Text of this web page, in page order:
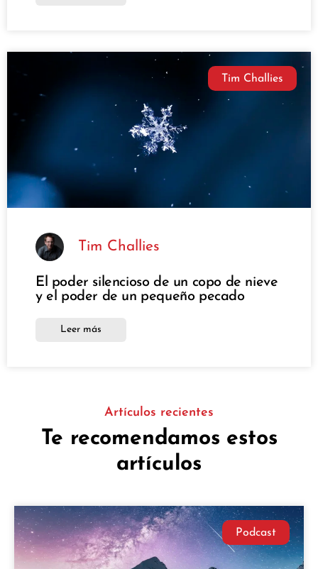
Tim Challies
Tim Challies
El poder silencioso de un copo de nieve
y el poder de un pequeño pecado
Leer más
Artículos recientes
Te recomendamos estos
artículos
Podcast